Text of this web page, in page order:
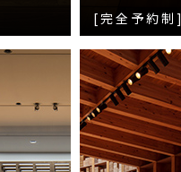
[完全予約制]